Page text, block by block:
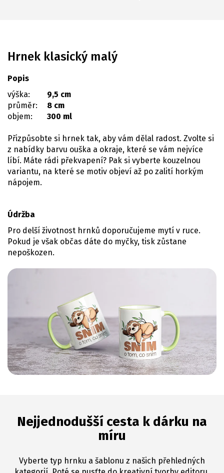
Hrnek klasický malý
Popis
výška:
9,5 cm
průměr:
8 cm
objem:
300 ml
Přizpůsobte si hrnek tak, aby vám dělal radost. Zvolte si
z nabídky barvu ouška a okraje, které se vám nejvíce
líbí. Máte rádi překvapení? Pak si vyberte kouzelnou
variantu, na které se motiv objeví až po zalití horkým
nápojem.
Údržba
Pro delší životnost hrnků doporučujeme mytí v ruce.
Pokud je však občas dáte do myčky, tisk zůstane
nepoškozen.
Nejjednodušší cesta k dárku na
míru
Vyberte typ hrnku a šablonu z našich přehledných